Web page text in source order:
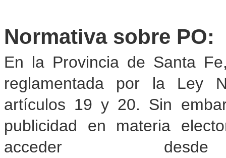
Normativa sobre PO:
En la Provincia de Santa
reglamentada por la Ley
artículos 19 y 20. Sin
publicidad en materia
acceder